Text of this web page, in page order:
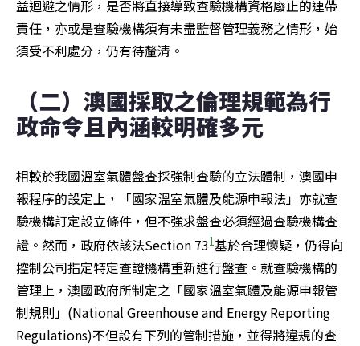
益迴避之情形，是否將直接導致查驗機構資格廢止的連帶
責任，亦或是查驗機構須有未盡監督管理義務之情形，始
須受不利處分，仍有待釐清。
（二）澳國採取之倫理規範為行
政命令且內涵較明確多元
相較於我國溫室氣體盤查採強制查驗的立法體制，澳國申
報程序的設定上，「國家溫室氣體及能源申報法」亦就查
驗機構訂定設立條件，但不強求盤查必須經過查驗機構查
證。然而，政府依該法Section 731基於合理懷疑，仍得向
控制公司指定特定查證機構重新進行盤查。就查驗機構的
管理上，澳國政府所制定之「國家溫室氣體及能源申報管
制規則」(National Greenhouse and Energy Reporting
Regulations)不但設有下列的管制措施，並得將違規的查